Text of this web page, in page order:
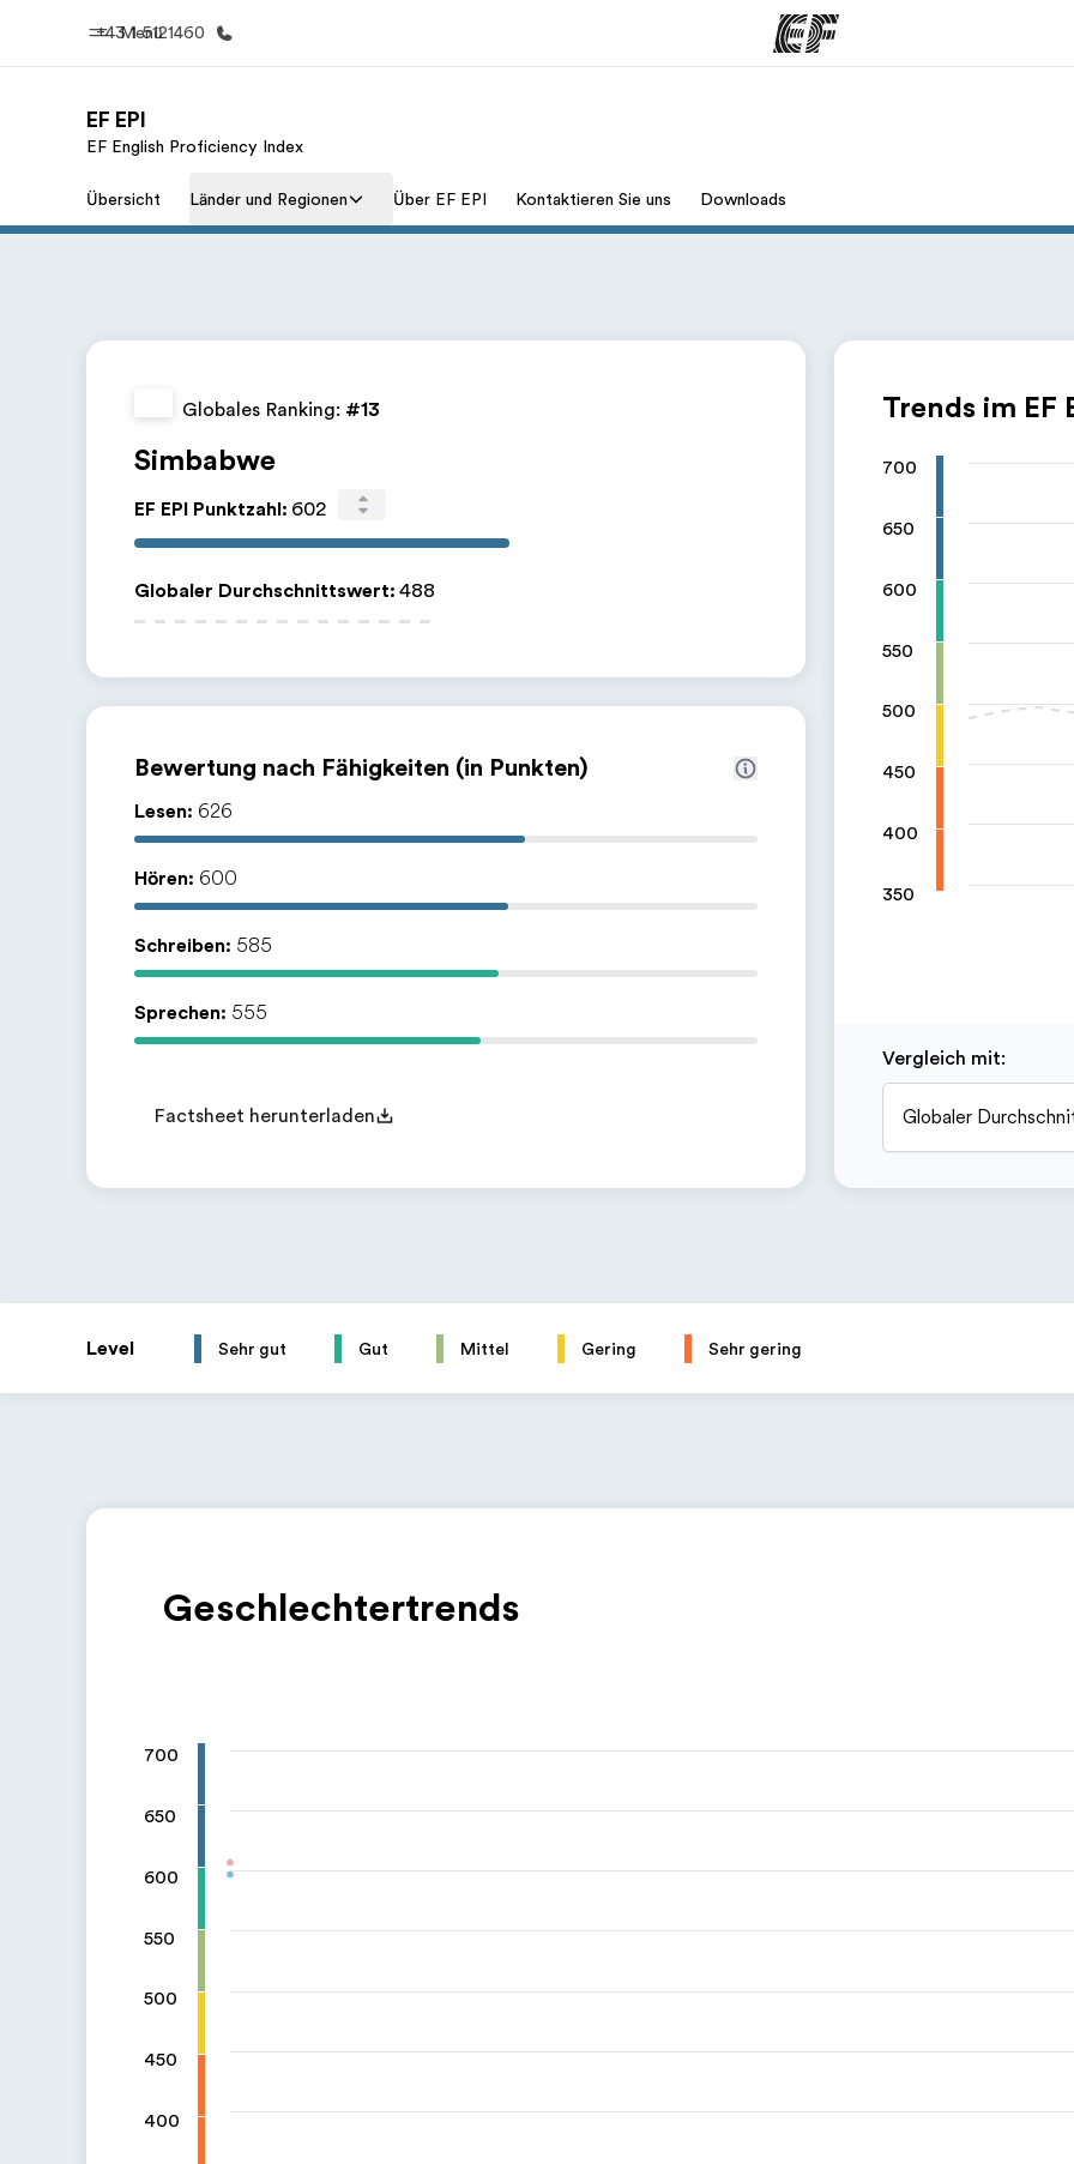
Menü
+43 1 5121460
Willkommen bei EF Alle Programme ansehen Büros in der Nähe
EF EPI
EF English Proficiency Index
Übersicht Länder und Regionen Über EF EPI Kontaktieren Sie uns Downloads
Globales Ranking: #13
Simbabwe
EF EPI Punktzahl: 602
Globaler Durchschnittswert: 488
Bewertung nach Fähigkeiten (in Punkten)
Lesen: 626
Hören: 600
Schreiben: 585
Sprechen: 555
Factsheet herunterladen
Trends im EF
700
650
600
550
500
450
400
350
Vergleich mit:
Globaler
Level Sehr gut Gut Mittel Gering Sehr gering
Geschlechtertrends
700
650
600
550
500
450
400